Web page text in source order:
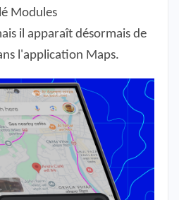
Modules
il apparaît désormais de
l'application Maps.